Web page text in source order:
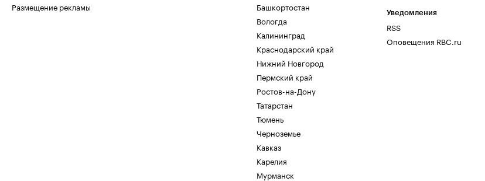
Размещение рекламы
Башкортостан
Вологда
Калининград
Краснодарский край
Нижний Новгород
Пермский край
Ростов-на-Дону
Татарстан
Тюмень
Черноземье
Кавказ
Карелия
Мурманск
Уведомления
RSS
Оповещения RBC.ru